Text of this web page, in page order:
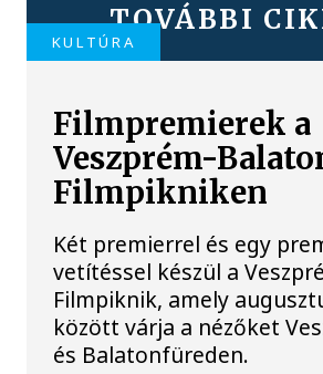
TOVÁBBI
KULTÚRA
Filmpremierek a
Veszprém-
Filmpikniken
Két premierrel és egy
vetítéssel készül a
Filmpiknik, amely
között várja a nézőket
és Balatonfüreden.